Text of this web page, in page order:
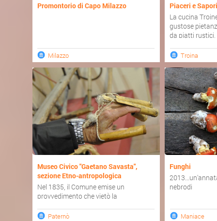
Promontorio di Capo Milazzo
Milazzo
Piaceri e
La cucina
gustose
da piatti rustici,
Troina
Museo Civico "Gaetano Savasta",
sezione Etno-antropologica
Nel 1835, il Comune emise un
provvedimento che vietò la
pia...Paternò
Funghi
nebrodi
Maniace